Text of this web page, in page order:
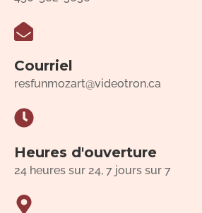
Courriel
resfunmozart@videotron.ca
Heures d'ouverture
24 heures sur 24, 7 jours sur 7